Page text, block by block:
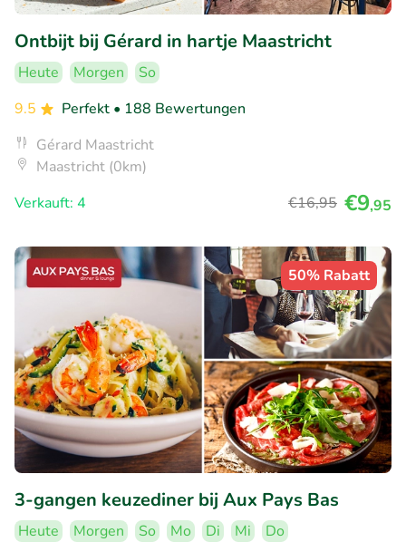
Ontbijt bij Gérard in hartje Maastricht
Heute Morgen
So
9.5
Perfekt • 188 Bewertungen
Gérard Maastricht
Maastricht (0km)
Verkauft: 4
€16,95 €9,95
50% Rabatt
3-gangen keuzediner bij Aux Pays Bas
Heute Morgen So Mo Di Mi
Do